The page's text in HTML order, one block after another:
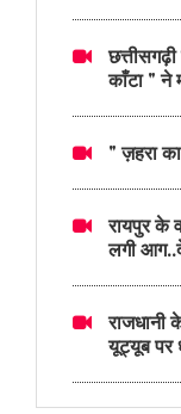
काँटा " ने
" ज़हरा
रायपुर के
लगी
राजधानी
यूट्यूब पर